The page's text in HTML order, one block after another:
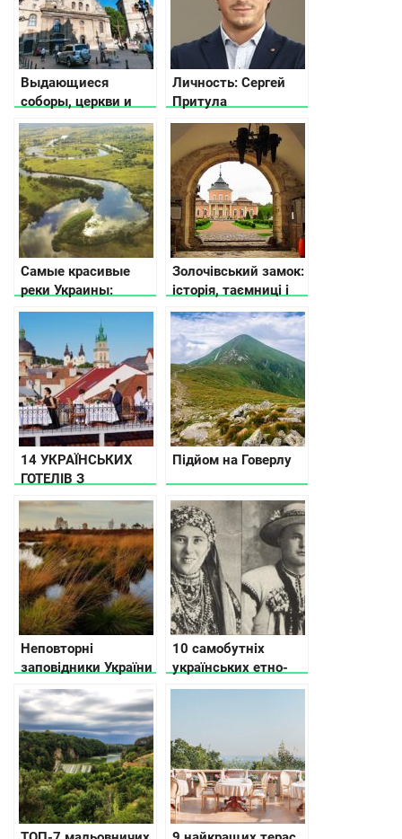
Выдающиеся
соборы, церкви и
храмы во Львове
Личность: Сергей
Притула
Самые красивые
реки Украины:
легенды и истории
Золочівський замок:
історія, таємниці і
цікаві факти
14 УКРАЇНСЬКИХ
ГОТЕЛІВ З
ДИВОВИЖНИМ
МИНУЛИМ
Підйом на Говерлу
Неповторні
заповідники України
10 самобутніх
українських етно-
груп